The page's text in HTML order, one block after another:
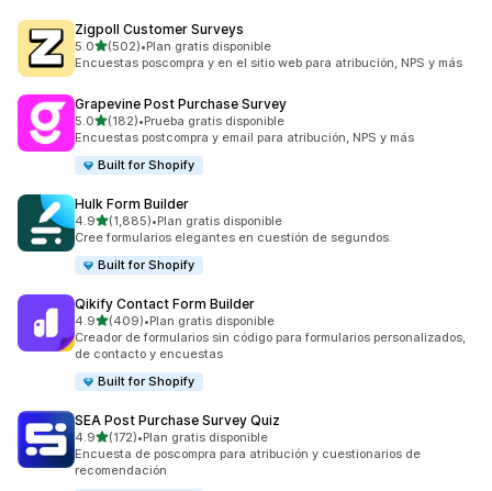
Zigpoll Customer Surveys
5.0de 5 estrellas
(502)
502 reseñas en total
•Plan gratis disponible
Encuestas poscompra y en el sitio web para atribución, NPS y más
Grapevine Post Purchase Survey
5.0de 5 estrellas
(182)
182 reseñas en total
•Prueba gratis disponible
Encuestas postcompra y email para atribución, NPS y más
Built for Shopify
Hulk Form Builder
4.9de 5 estrellas
(1,885)
1885 reseñas en total
•Plan gratis disponible
Cree formularios elegantes en cuestión de segundos.
Built for Shopify
Qikify Contact Form Builder
4.9de 5 estrellas
(409)
409 reseñas en total
•Plan gratis disponible
Creador de formularios sin código para formularios personalizados,
de contacto y encuestas
Built for Shopify
SEA Post Purchase Survey Quiz
4.9de 5 estrellas
(172)
172 reseñas en total
•Plan gratis disponible
Encuesta de poscompra para atribución y cuestionarios de
recomendación